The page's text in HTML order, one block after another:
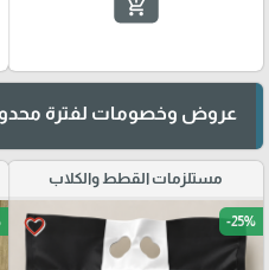
add_shopping_cart
عروض وخصومات لفترة
مستلزمات القطط والكلاب
favorite_border -25%